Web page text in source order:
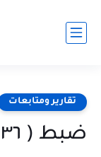
تقارير ومتابعات